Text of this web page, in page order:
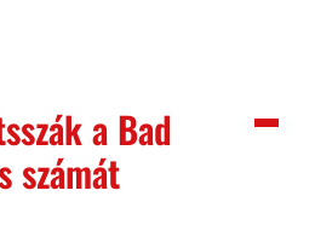
a Bad
számát